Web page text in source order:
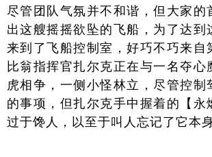
尽管团队气氛并不和谐，但大家的
出这艘摇摇欲坠的飞船，为了达到
来到了飞船控制室，好巧不巧来自
比翁指挥官扎尔克正在与一名夺心
虎相争，一侧小怪林立，尽管控制
的事项，但扎尔克手中握着的【永
过于馋人，以至于叫人忘记了它本